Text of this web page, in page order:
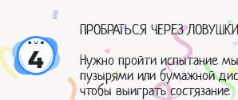
4
ПРОБРАТЬСЯ ЧЕРЕЗ ЛОВУШКИ
Нужно пройти испытание
пузырями или бумажной
чтобы выиграть состязание